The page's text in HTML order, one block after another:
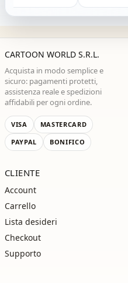
CARTOON WORLD S.R.L.
Acquista in modo semplice e
sicuro: pagamenti protetti,
assistenza reale e spedizioni
affidabili per ogni ordine.
VISA
MASTERCARD
PAYPAL
BONIFICO
CLIENTE
Account
Carrello
Lista desideri
Checkout
Supporto